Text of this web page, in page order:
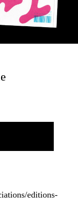
editions-